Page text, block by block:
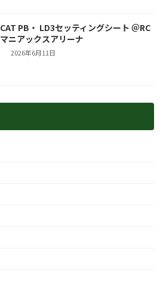
CAT PB・ LD3セッティングシート ＠RC
マニアックスアリーナ
2026年6月11日